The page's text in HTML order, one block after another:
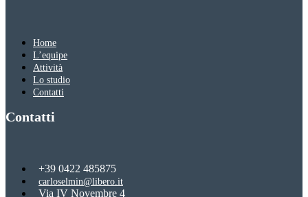
Home
L’equipe
Attività
Lo studio
Contatti
Contatti
+39 0422 485875
carloselmin@libero.it
Via IV Novembre 4